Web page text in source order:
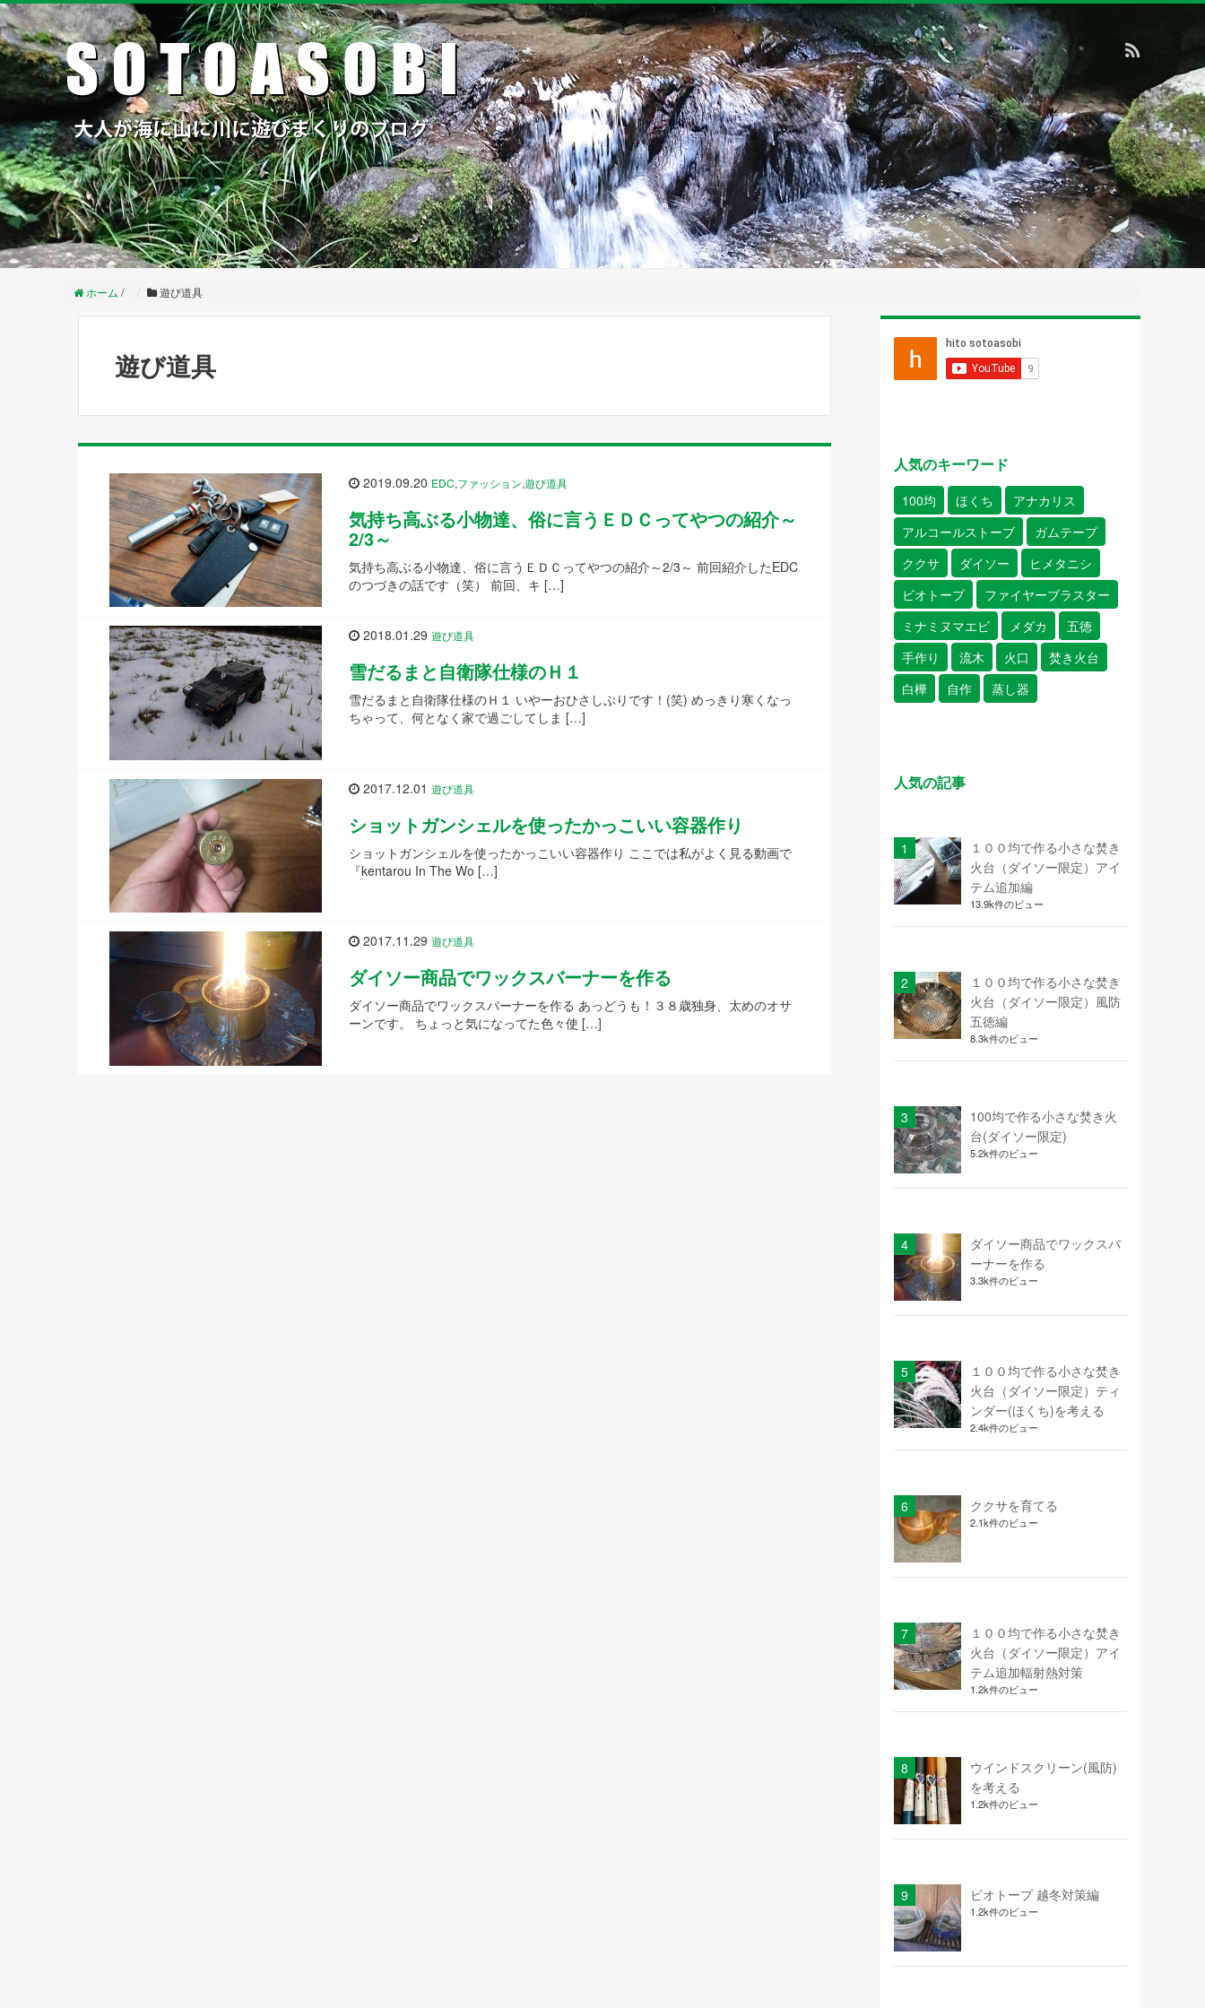
ホーム / 遊び道具
遊び道具
2019.09.20 EDC,ファッション,遊び道具
気持ち高ぶる小物達、俗に言うＥＤＣってやつの紹介～
2/3～
気持ち高ぶる小物達、俗に言うＥＤＣってやつの紹介～2/3～ 前回紹介したEDC
のつづきの話です（笑） 前回、キ […]
2018.01.29 遊び道具
雪だるまと自衛隊仕様のＨ１
雪だるまと自衛隊仕様のＨ１ いやーおひさしぶりです！(笑) めっきり寒くなっ
ちゃって、何となく家で過ごしてしま […]
2017.12.01 遊び道具
ショットガンシェルを使ったかっこいい容器作り
ショットガンシェルを使ったかっこいい容器作り ここでは私がよく見る動画で
『kentarou In The Wo […]
2017.11.29 遊び道具
ダイソー商品でワックスバーナーを作る
ダイソー商品でワックスバーナーを作る あっどうも！３８歳独身、太めのオサ
ーンです。 ちょっと気になってた色々使 […]
人気のキーワード
100均 ほくち
アナカリス
アルコールストーブ
ガムテープ
ククサ
ダイソー
ヒメタニシ
ビオトープ
ファイヤーブラスター
ミナミヌマエビ
メダカ
五徳
手作り
流木 火口
焚き火台
白樺
自作 蒸し器
人気の記事
１００均で作る小さな焚き
火台（ダイソー限定）アイ
テム追加編
13.9k件のビュー
１００均で作る小さな焚き
火台（ダイソー限定）風防
五徳編
8.3k件のビュー
100均で作る小さな焚き火
台(ダイソー限定)
5.2k件のビュー
ダイソー商品でワックスバ
ーナーを作る
3.3k件のビュー
１００均で作る小さな焚き
火台（ダイソー限定）ティ
ンダー(ほくち)を考える
2.4k件のビュー
ククサを育てる
2.1k件のビュー
１００均で作る小さな焚き
火台（ダイソー限定）アイ
テム追加輻射熱対策
1.2k件のビュー
ウインドスクリーン(風防)
を考える
1.2k件のビュー
ビオトープ 越冬対策編
1.2k件のビュー